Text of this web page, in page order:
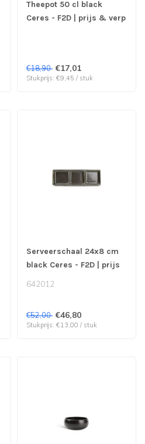
Theepot 50 cl black
Ceres - F2D | prijs & verp
€18,90 €17,01
Stukprijs: €9,45 / stuk
Serveerschaal 24x8 cm
black Ceres - F2D | prijs
642012
€52,00 €46,80
Stukprijs: €13,00 / stuk